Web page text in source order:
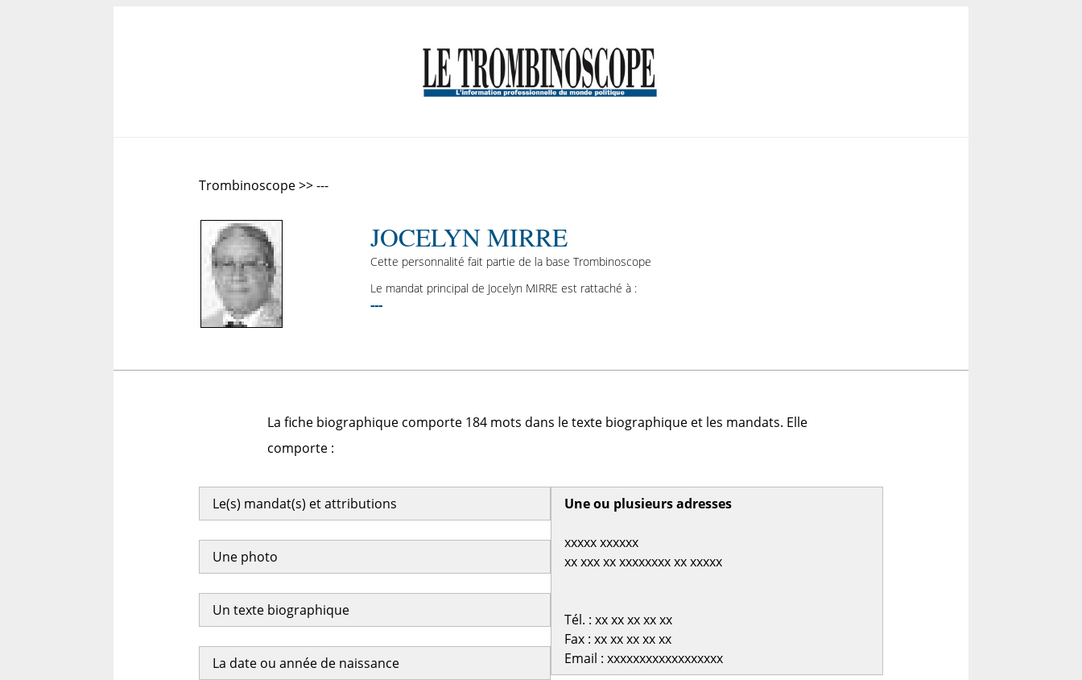
Trombinoscope >> ---
JOCELYN MIRRE
Cette personnalité fait partie de la base Trombinoscope
Le mandat principal de Jocelyn MIRRE est rattaché à :
---
La fiche biographique comporte 184 mots dans le texte biographique et les mandats. Elle
comporte :
Le(s) mandat(s) et attributions
Une photo
Un texte biographique
La date ou année de naissance
Une ou plusieurs adresses
xxxxx xxxxxx
xx xxx xx xxxxxxxx xx xxxxx
Tél. : xx xx xx xx xx
Fax : xx xx xx xx xx
Email : xxxxxxxxxxxxxxxxxx